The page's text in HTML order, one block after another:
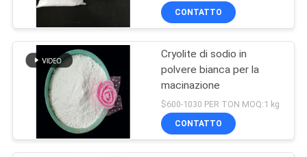
CONTATTO
Cryolite di sodio in
polvere bianca per la
macinazione
$600-1030 PER TON MOQ:1 kg
CONTATTO